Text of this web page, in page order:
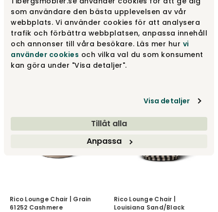
som användare den bästa upplevelsen av vår
webbplats. Vi använder cookies för att analysera
trafik och förbättra webbplatsen, anpassa innehåll
och annonser till våra besökare. Läs mer hur vi
använder cookies och vilka val du som konsument
kan göra under "Visa detaljer".
Visa detaljer
Tillåt alla
Anpassa
Rico Lounge Chair | Faded
Velvet 26 Beige
Ferm Living
23 435 kr
Rico Lounge Chair | Grain
61249 Chocolate
Ferm Living
Rico Lounge Chair | Grain
61252 Cashmere
Rico Lounge Chair |
Louisiana Sand/Black